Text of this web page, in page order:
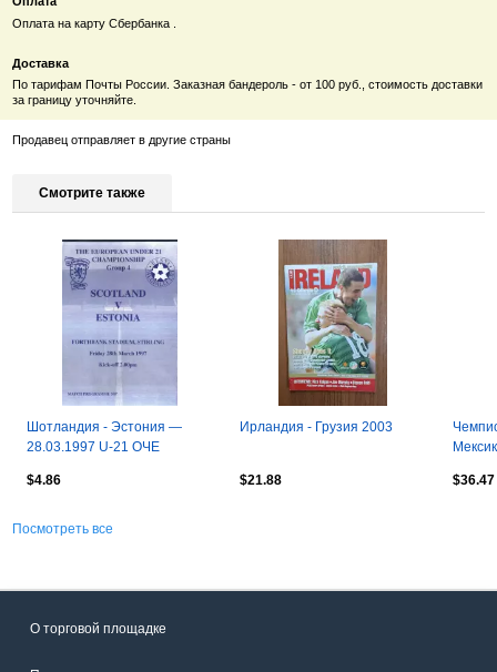
Оплата на карту Сбербанка .
Доставка
По тарифам Почты России. Заказная бандероль - от 100 руб., стоимость доставки
за границу уточняйте.
Продавец отправляет в другие страны
Смотрите также
Шотландия - Эстония —
28.03.1997 U-21 ОЧЕ
$4.86
Ирландия - Грузия 2003
$21.88 $36.47
Посмотреть все
О торговой площадке